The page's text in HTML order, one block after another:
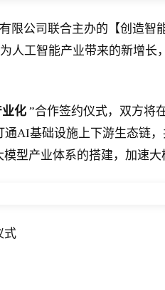
公司联合主办的【创造智能
工智能产业带来的新增
化 ”合作签约仪式，双方将
AI基础设施上下游生态链
型产业体系的搭建，加速
式